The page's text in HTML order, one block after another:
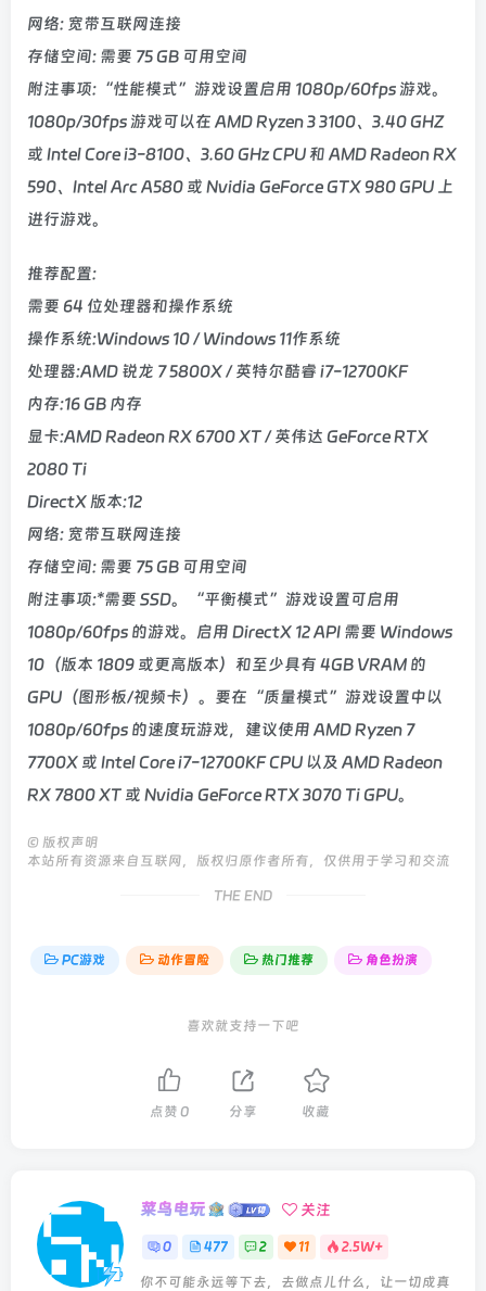
网络: 宽带互联网连接
存储空间: 需要 75 GB 可用空间
附注事项:“性能模式”游戏设置启用 1080p/60fps 游戏。
1080p/30fps 游戏可以在 AMD Ryzen 3 3100、3.40 GHZ
或 Intel Core i3-8100、3.60 GHz CPU 和 AMD Radeon RX
590、Intel Arc A580 或 Nvidia GeForce GTX 980 GPU 上
进行游戏。
推荐配置:
需要 64 位处理器和操作系统
操作系统:Windows 10 / Windows 11作系统
处理器:AMD 锐龙 7 5800X / 英特尔酷睿 i7-12700KF
内存:16 GB 内存
显卡:AMD Radeon RX 6700 XT / 英伟达 GeForce RTX
2080 Ti
DirectX 版本:12
网络: 宽带互联网连接
存储空间: 需要 75 GB 可用空间
附注事项:*需要 SSD。“平衡模式”游戏设置可启用
1080p/60fps 的游戏。启用 DirectX 12 API 需要 Windows
10（版本 1809 或更高版本）和至少具有 4GB VRAM 的
GPU（图形板/视频卡）。要在“质量模式”游戏设置中以
1080p/60fps 的速度玩游戏，建议使用 AMD Ryzen 7
7700X 或 Intel Core i7-12700KF CPU 以及 AMD Radeon
RX 7800 XT 或 Nvidia GeForce RTX 3070 Ti GPU。
© 版权声明
本站所有资源来自互联网，版权归原作者所有，仅供用于学习和交流
THE END
PC游戏 动作冒险 热门推荐 角色扮演
喜欢就支持一下吧
点赞 0 分享 收藏
菜鸟电玩 关注
0 477 2 11 2.5W+
你不可能永远等下去，去做点儿什么，让一切成真